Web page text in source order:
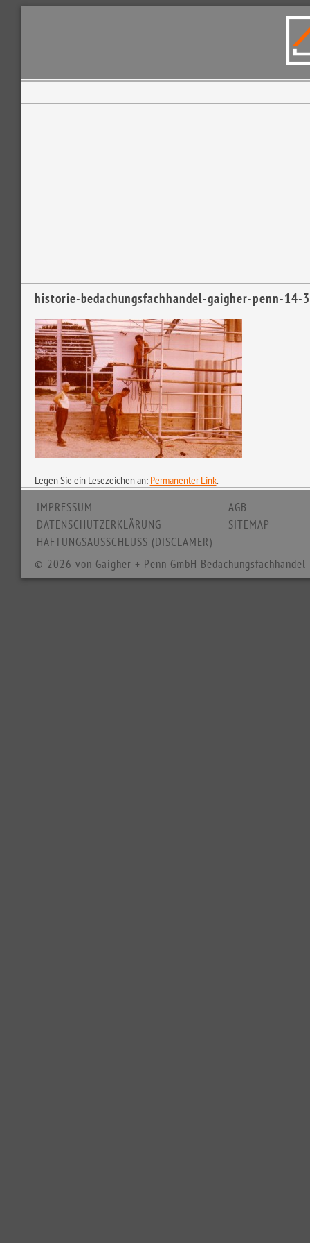
historie-bedachungsfachhandel-gaigher-penn-14-
Legen Sie ein Lesezeichen an: Permanenter Link.
IMPRESSUM
DATENSCHUTZERKLÄRUNG
HAFTUNGSAUSSCHLUSS (DISCLAMER)
AGB
SITEMAP
© 2026 von Gaigher + Penn GmbH Bedachungsfachhandel